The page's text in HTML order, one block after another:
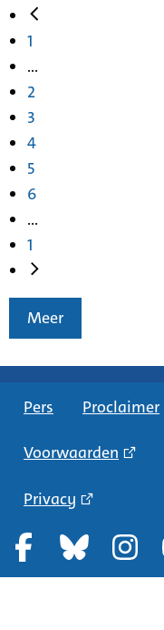
1
...
2
3
4
5
6
...
1
Meer
Pers Proclaimer
Voorwaarden
Privacy